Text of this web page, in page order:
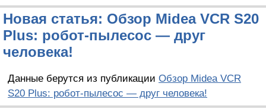
Новая статья: Обзор Midea VCR S20
Plus: робот-пылесос — друг
человека!
Данные берутся из публикации Обзор Midea VCR
S20 Plus: робот-пылесос — друг человека!